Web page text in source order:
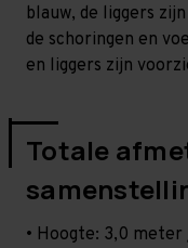
blauw, de liggers
de schoringen en
en liggers zijn
Totale
• Hoogte: 3,0